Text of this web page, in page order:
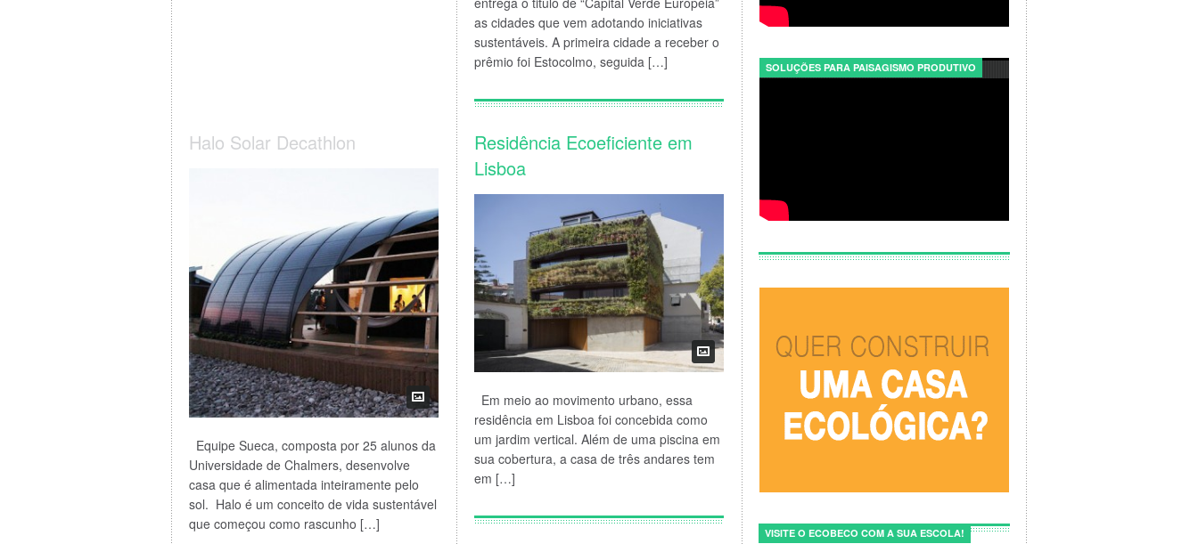
as cidades que vem adotando iniciativas
sustentáveis. A primeira cidade a receber o
prêmio foi Estocolmo, seguida […]
Halo Solar Decathlon
Equipe Sueca, composta por 25 alunos da
Universidade de Chalmers, desenvolve
casa que é alimentada inteiramente pelo
sol. Halo é um conceito de vida sustentável
que começou como rascunho […]
Residência Ecoeficiente em
Lisboa
Em meio ao movimento urbano, essa
residência em Lisboa foi concebida como
um jardim vertical. Além de uma piscina em
sua cobertura, a casa de três andares tem
em […]
SOLUÇÕES PARA PAISAGISMO PRODUTIVO
VISITE O ECOBECO COM A SUA ESCOLA!